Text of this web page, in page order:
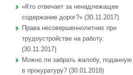
«Кто отвечает за ненадлежащее
содержание дорог?» (30.11.2017)
Права несовершеннолетних при
трудоустройстве на работу.
(30.11.2017)
Можно ли забрать жалобу, поданную
в прокуратуру? (30.01.2018)